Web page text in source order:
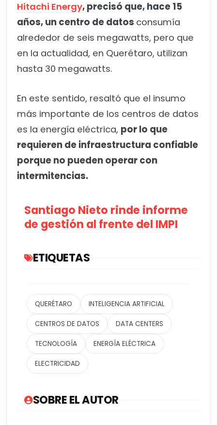
Hitachi Energy, precisó que, hace 15
años, un centro de datos consumía
alrededor de seis megawatts, pero que
en la actualidad, en Querétaro, utilizan
hasta 30 megawatts.
En este sentido, resaltó que el insumo
más importante de los centros de datos
es la energía eléctrica, por lo que
requieren de infraestructura confiable
porque no pueden operar con
intermitencias.
Santiago Nieto rinde informe
de gestión al frente del IMPI
ETIQUETAS
QUERÉTARO INTELIGENCIA ARTIFICIAL
CENTROS DE DATOS DATA CENTERS
TECNOLOGÍA ENERGÍA ELÉCTRICA
ELECTRICIDAD
SOBRE EL AUTOR